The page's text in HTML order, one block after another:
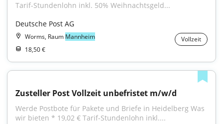
Tarif-Stundenlohn inkl. 50% Weihnachtsgeld...
Deutsche Post AG
Worms, Raum Mannheim
Vollzeit
18,50 €
Zusteller Post Vollzeit unbefristet m/w/d
Werde Postbote für Pakete und Briefe in Heidelberg Was
wir bieten * 19,02 € Tarif-Stundenlohn inkl....